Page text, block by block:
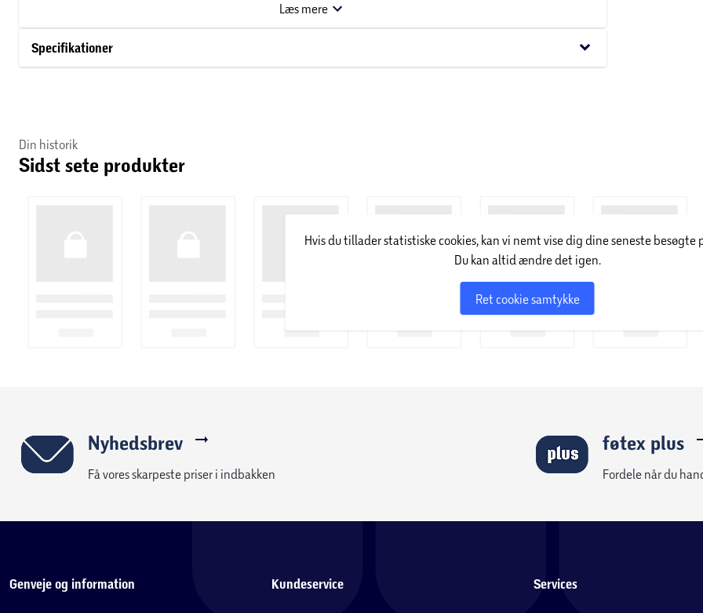
Læs mere
Specifikationer keyboard_arrow_down
Din historik
Sidst sete produkter
Hvis du tillader statistiske cookies, kan vi nemt vise dig dine seneste besøgte
Du kan altid ændre det igen.
Ret cookie samtykke
Nyhedsbrev
Få vores skarpeste priser i indbakken
føtex plus
Fordele når du
Genveje og information Kundeservice Services